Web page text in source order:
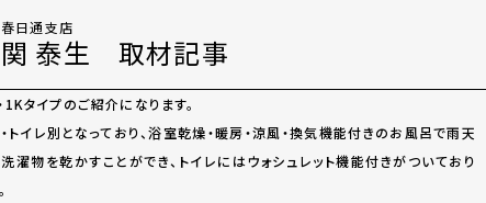
春日通支店
関 泰生 取材記事
1Kタイプのご紹介になります。
トイレ別となっており、浴室乾燥・暖房・涼風・換気機能付きのお風呂で雨天
濯物を乾かすことができ、トイレにはウォシュレット機能付きがついており